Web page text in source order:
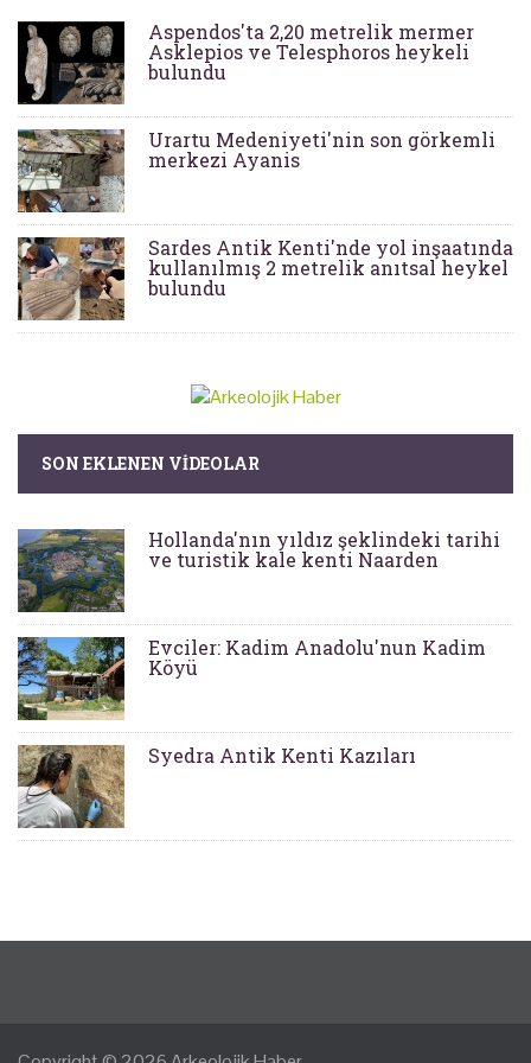
Aspendos'ta 2,20 metrelik mermer
Asklepios ve Telesphoros heykeli
bulundu
Urartu Medeniyeti'nin son görkemli
merkezi Ayanis
Sardes Antik Kenti'nde yol inşaatında
kullanılmış 2 metrelik anıtsal heykel
bulundu
SON EKLENEN VIDEOLAR
Hollanda'nın yıldız şeklindeki tarihi
ve turistik kale kenti Naarden
Evciler: Kadim Anadolu'nun Kadim
Köyü
Syedra Antik Kenti Kazıları